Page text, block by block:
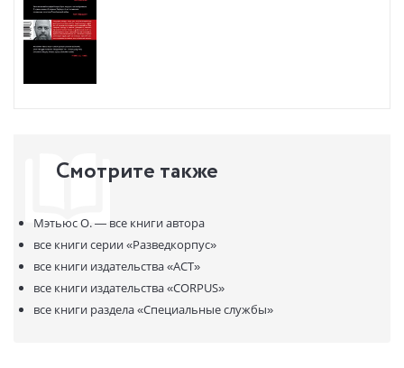
ЗДОРОВЬЮ, ИХ НЕЗАКОННЫЙ ОБОРОТ ЗАПРЕЩЁН И ВЛЕЧЕТ
УСТАНОВЛЕННУЮ ЗАКОНОДАТЕЛЬСТВОМ ОТВЕТСТВЕННОСТЬ.
Смотрите также
Мэтьюс О. — все книги автора
все книги серии«Разведкорпус»
все книги издательства«АСТ»
все книги издательства«CORPUS»
все книги раздела«Специальные службы»